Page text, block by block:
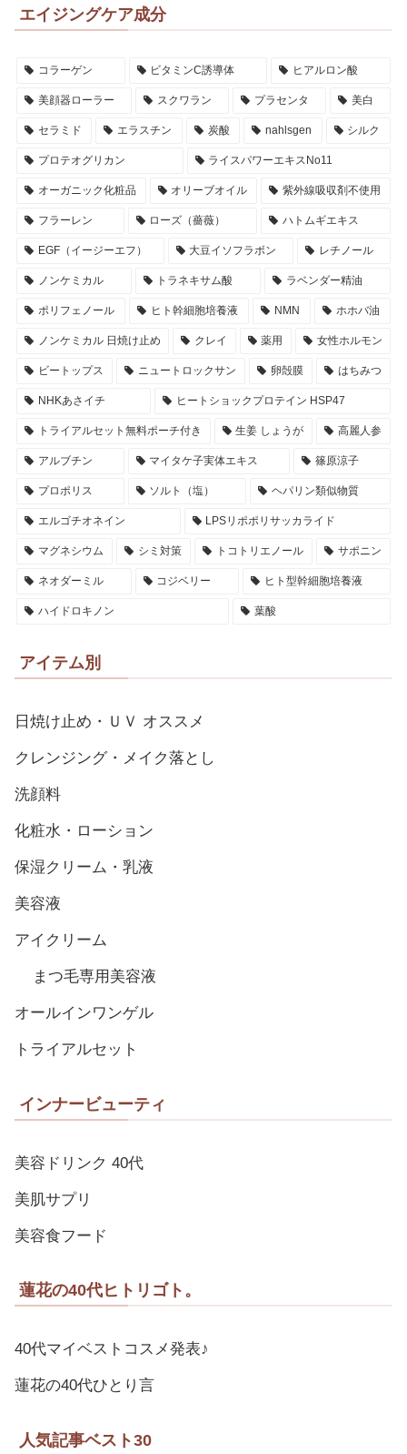
エイジングケア成分
コラーゲン ビタミンC誘導体 ヒアルロン酸
美顔器ローラー スクワラン プラセンタ 美白
セラミド エラスチン 炭酸 nahlsgen シルク
プロテオグリカン ライスパワーエキスNo11
オーガニック化粧品 オリーブオイル 紫外線吸収剤不使用
フラーレン ローズ（薔薇） ハトムギエキス
EGF（イージーエフ） 大豆イソフラボン レチノール
ノンケミカル トラネキサム酸 ラベンダー精油
ポリフェノール ヒト幹細胞培養液 NMN ホホバ油
ノンケミカル 日焼け止め クレイ 薬用 女性ホルモン
ビートップス ニュートロックサン 卵殻膜 はちみつ
NHKあさイチ ヒートショックプロテイン HSP47
トライアルセット無料ポーチ付き 生姜 しょうが 高麗人参
アルブチン マイタケ子実体エキス 篠原涼子
プロポリス ソルト（塩） ヘパリン類似物質
エルゴチオネイン LPSリポポリサッカライド
マグネシウム シミ対策 トコトリエノール サポニン
ネオダーミル コジベリー ヒト型幹細胞培養液
ハイドロキノン 葉酸
アイテム別
日焼け止め・ＵＶ オススメ
クレンジング・メイク落とし
洗顔料
化粧水・ローション
保湿クリーム・乳液
美容液
アイクリーム
まつ毛専用美容液
オールインワンゲル
トライアルセット
インナービューティ
美容ドリンク 40代
美肌サプリ
美容食フード
蓮花の40代ヒトリゴト。
40代マイベストコスメ発表♪
蓮花の40代ひとり言
人気記事ベスト30